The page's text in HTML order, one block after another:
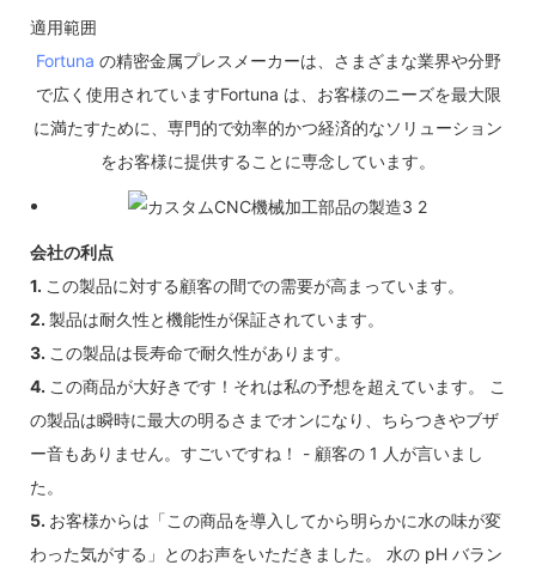
適用範囲
Fortuna の精密金属プレスメーカーは、さまざまな業界や分野
で広く使用されていますFortuna は、お客様のニーズを最大限
に満たすために、専門的で効率的かつ経済的なソリューション
をお客様に提供することに専念しています。
会社の利点
1. この製品に対する顧客の間での需要が高まっています。
2. 製品は耐久性と機能性が保証されています。
3. この製品は長寿命で耐久性があります。
4. この商品が大好きです！それは私の予想を超えています。 こ
の製品は瞬時に最大の明るさまでオンになり、ちらつきやブザ
ー音もありません。すごいですね！ - 顧客の 1 人が言いまし
た。
5. お客様からは「この商品を導入してから明らかに水の味が変
わった気がする」とのお声をいただきました。 水の pH バラン